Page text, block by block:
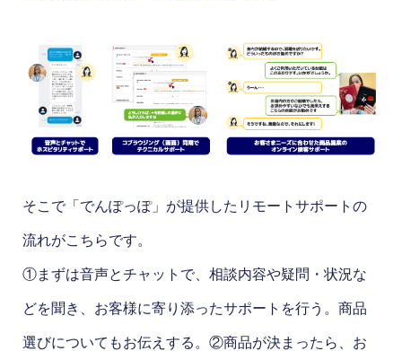
そこで「でんぽっぽ」が提供したリモートサポートの
流れがこちらです。
①まずは音声とチャットで、相談内容や疑問・状況な
どを聞き、お客様に寄り添ったサポートを行う。商品
選びについてもお伝えする。②商品が決まったら、お